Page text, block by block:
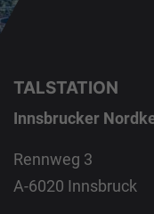
TALSTATION
Innsbrucker
Rennweg 3
A-6020 Innsbruck